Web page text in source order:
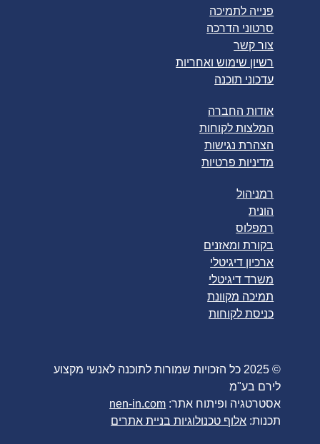
פנייה לתמיכה
סרטוני הדרכה
צור קשר
רשיון שימוש ואחריות
עדכוני תוכנה
אודות החברה
המלצות לקוחות
הצהרת נגישות
מדיניות פרטיות
רמניהול
הונית
רמפלוס
בקורת ומאזנים
ארכיון דיגיטלי
משרד דיגיטלי
תמיכה מקוונת
כניסת לקוחות
© 2025 כל הזכויות שמורות לתוכנה לאנשי מקצוע
לירם בע"מ
אסטרטגיה ופיתוח אתר: nen-in.com
תכנות: אלוף טכנולוגיות בניית אתרים